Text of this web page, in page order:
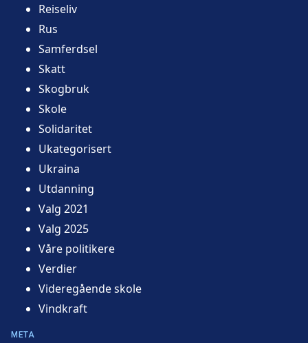
Reiseliv
Rus
Samferdsel
Skatt
Skogbruk
Skole
Solidaritet
Ukategorisert
Ukraina
Utdanning
Valg 2021
Valg 2025
Våre politikere
Verdier
Videregående skole
Vindkraft
META